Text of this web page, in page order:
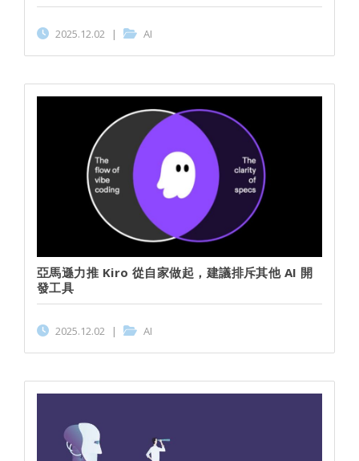
2025.12.02 | AI
亞馬遜力推 Kiro 從自家做起，建議排斥其他 AI 開
發工具
2025.12.02 | AI